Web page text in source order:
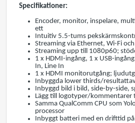
Specifikationer:
Encoder, monitor, inspelare,
ett
Intuitiv 5.5-tums
Streaming via Ethernet, Wi-Fi och
Streaming upp till 1080p60;
1 x HDMI-ingång, 1 x USB-
In, Line In
1 x HDMI monitorutgång;
Inbyggda lower thirds/
Inbyggd bild i bild, side-by-side,
Lägg till logotyper/kommentarer
Samma QualComm CPU som
processor
Inbyggt batteri med en drifttid